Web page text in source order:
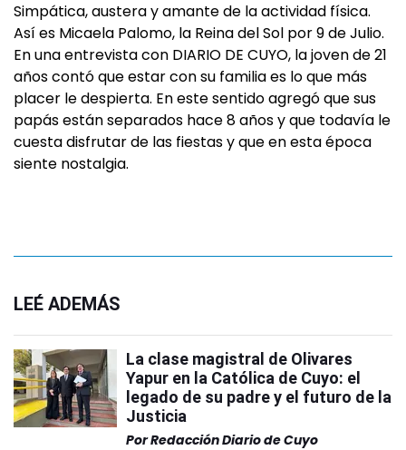
Simpática, austera y amante de la actividad física.
Así es Micaela Palomo, la Reina del Sol por 9 de Julio.
En una entrevista con DIARIO DE CUYO, la joven de 21
años contó que estar con su familia es lo que más
placer le despierta. En este sentido agregó que sus
papás están separados hace 8 años y que todavía le
cuesta disfrutar de las fiestas y que en esta época
siente nostalgia.
LEÉ ADEMÁS
La clase magistral de Olivares
Yapur en la Católica de Cuyo: el
legado de su padre y el futuro de la
Justicia
PorRedacción Diario de Cuyo